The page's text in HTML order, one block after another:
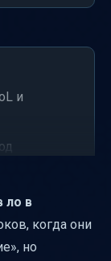
и
ло в
когда они
но